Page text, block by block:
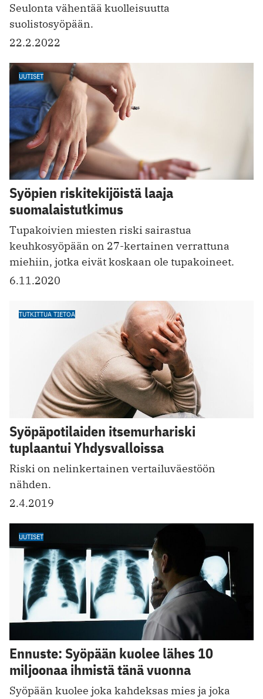
Seulonta vähentää kuolleisuutta
suolistosyöpään.
22.2.2022
UUTISET
Syöpien riskitekijöistä laaja
suomalaistutkimus
Tupakoivien miesten riski sairastua
keuhkosyöpään on 27-kertainen verrattuna
miehiin, jotka eivät koskaan ole tupakoineet.
6.11.2020
TUTKITTUA TIETOA
Syöpäpotilaiden itsemurhariski
tuplaantui Yhdysvalloissa
Riski on nelinkertainen vertailuväestöön
nähden.
2.4.2019
UUTISET
Ennuste: Syöpään kuolee lähes 10
miljoonaa ihmistä tänä vuonna
Syöpään kuolee joka kahdeksas mies ja joka